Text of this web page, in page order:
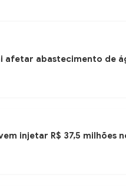
afetar abastecimento de
injetar R$ 37,5 milhões